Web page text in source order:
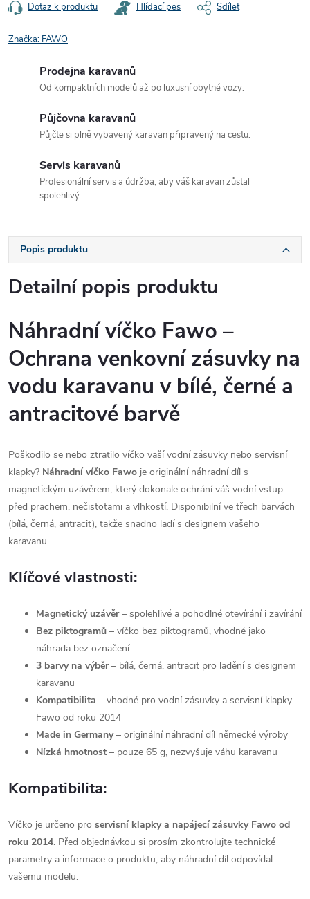
Dotaz k produktu Hlídací pes Sdílet
Značka: FAWO
Prodejna karavanů
Od kompaktních modelů až po luxusní obytné vozy.
Půjčovna karavanů
Půjčte si plně vybavený karavan připravený na cestu.
Servis karavanů
Profesionální servis a údržba, aby váš karavan zůstal
spolehlivý.
Popis produktu
Detailní popis produktu
Náhradní víčko Fawo –
Ochrana venkovní zásuvky na
vodu karavanu v bílé, černé a
antracitové barvě
Poškodilo se nebo ztratilo víčko vaší vodní zásuvky nebo servisní
klapky? Náhradní víčko Fawo je originální náhradní díl s
magnetickým uzávěrem, který dokonale ochrání váš vodní vstup
před prachem, nečistotami a vlhkostí. Disponibilní ve třech barvách
(bílá, černá, antracit), takže snadno ladí s designem vašeho
karavanu.
Klíčové vlastnosti:
Magnetický uzávěr– spolehlivé a pohodlné otevírání i zavírání
Bez piktogramů – víčko bez piktogramů, vhodné jako
náhrada bez označení
3 barvy na výběr– bílá, černá, antracit pro ladění s designem
karavanu
Kompatibilita – vhodné pro vodní zásuvky a servisní klapky
Fawo od roku 2014
Made in Germany– originální náhradní díl německé výroby
Nízká hmotnost – pouze 65 g, nezvyšuje váhu karavanu
Kompatibilita:
Víčko je určeno pro servisní klapky a napájecí zásuvky Fawo od
roku 2014. Před objednávkou si prosím zkontrolujte technické
parametry a informace o produktu, aby náhradní díl odpovídal
vašemu modelu.